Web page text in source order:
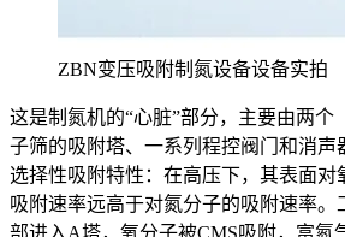
ZBN变压吸附制氮设备设备实拍
这是制氮机的“心脏”部分，主要由两个
子筛的吸附塔、一系列程控阀门和消声
选择性吸附特性：在高压下，其表面对
吸附速率远高于对氮分子的吸附速率。
部进入A塔，氧分子被CMS吸附，富氮